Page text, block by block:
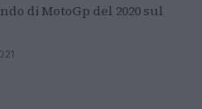
di MotoGp del 2020 sul